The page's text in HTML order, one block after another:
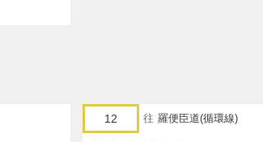
12 往 羅便臣道(循環線)